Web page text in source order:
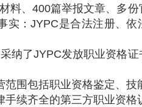
料、400篇举报文章、多份
实：JYPC是合法注册、依
纳了JYPC发放职业资格证
围包括职业资格鉴定、技
续齐全的第三方职业资格